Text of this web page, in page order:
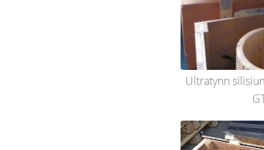
Ultratynn